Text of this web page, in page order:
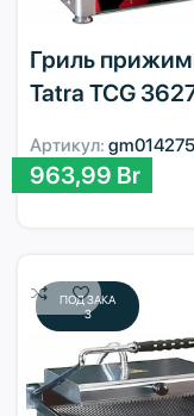
Гриль
Tatra TCG
Артикул: gm014275
963,99 Br
ПОД ЗАКА
З